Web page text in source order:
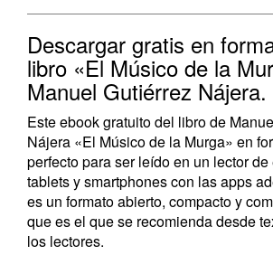
Descargar gratis en
libro «El Músico de la
Manuel Gutiérrez Nájera.
Este ebook gratuito del libro de
Nájera «El Músico de la Murga» en
perfecto para ser leído en un lector
tablets y smartphones con las apps
es un formato abierto, compacto y
que es el que se recomienda desde
los lectores.